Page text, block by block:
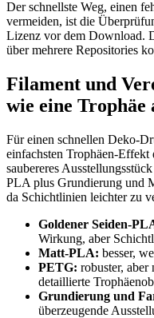
Der schnellste Weg, einen
vermeiden, ist die
Lizenz vor dem Download.
über mehrere Repositories
Filament und
wie eine Trophäe
Für einen schnellen Deko-
einfachsten Trophäen-
saubereres
PLA plus Grundierung und
da Schichtlinien leichter zu
Goldener Seiden-
Wirkung, aber
Matt-PLA: besser,
PETG: robuster, aber
detaillierte
Grundierung und
überzeugende